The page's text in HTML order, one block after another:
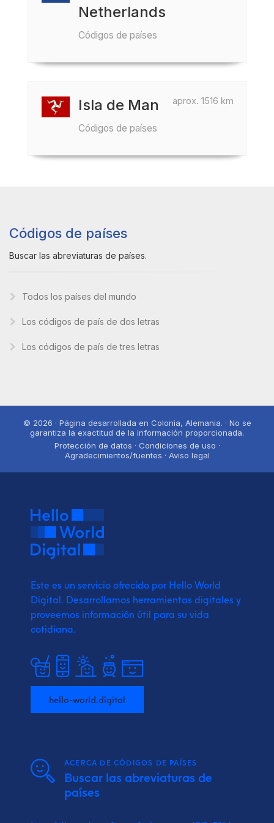
Netherlands
Códigos de países
aprox. 1516 km
Isla de Man
Códigos de países
Códigos de países
Buscar las abreviaturas de países.
Todos los países del mundo
Los códigos de país de dos letras
Los códigos de país de tres letras
© 2026 · Página desarrollada en Colonia, Alemania. · No se
garantiza la exactitud de la información proporcionada.
Protección de datos · Condiciones de uso ·
Agradecimientos/fuentes · Aviso legal
Este es un servicio ofrecido por Hello World
Digital. Desarrollamos herramientas digitales y
proveemos información útil para su vida
cotidiana.
hello-world.digital
ACERCA DE CÓDIGOS DE PAÍSES
Buscar las abreviaturas de
países